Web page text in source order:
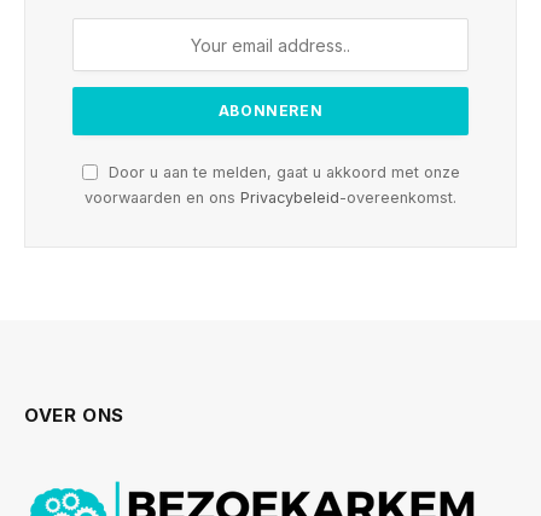
Door u aan te melden, gaat u akkoord met onze
voorwaarden en ons Privacybeleid-overeenkomst.
OVER ONS